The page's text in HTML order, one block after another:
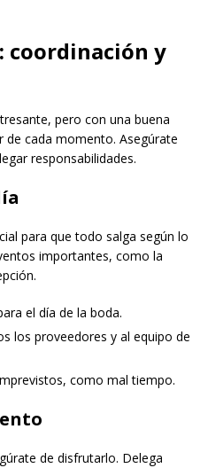
coordinación y
pero con una buena
cada momento. Asegúrate
responsabilidades.
para que todo salga según lo
importantes, como la
el día de la boda.
los proveedores y al equipo de
como mal tiempo.
de disfrutarlo. Delega